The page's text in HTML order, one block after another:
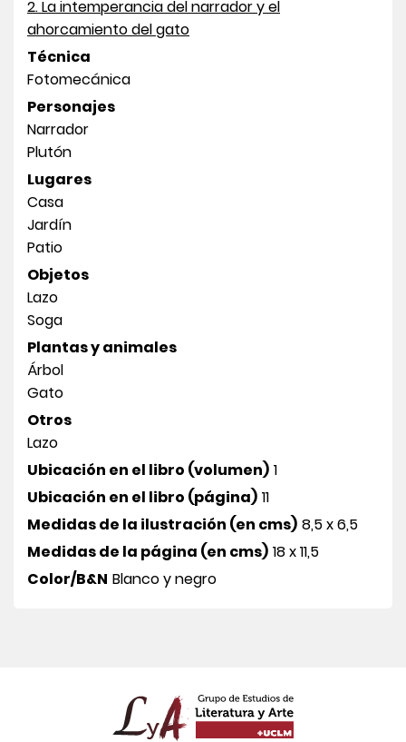
2. La intemperancia del narrador y el
ahorcamiento del gato
Técnica
Fotomecánica
Personajes
Narrador
Plutón
Lugares
Casa
Jardín
Patio
Objetos
Lazo
Soga
Plantas y animales
Árbol
Gato
Otros
Lazo
Ubicación en el libro (volumen) 1
Ubicación en el libro (página) 11
Medidas de la ilustración (en cms) 8,5 x 6,5
Medidas de la página (en cms) 18 x 11,5
Color/B&N Blanco y negro